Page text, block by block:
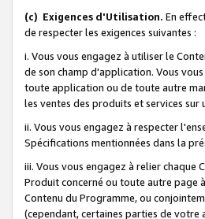
(c) Exigences d'Utilisation. En
de respecter les exigences suivantes :
i. Vous vous engagez à utiliser le
de son champ d'application. Vous
toute application ou de toute autre
les ventes des produits et services sur
ii. Vous vous engagez à respecter
Spécifications mentionnées dans la
iii. Vous vous engagez à relier chaque
Produit concerné ou toute autre page
Contenu du Programme, ou
(cependant, certaines parties de